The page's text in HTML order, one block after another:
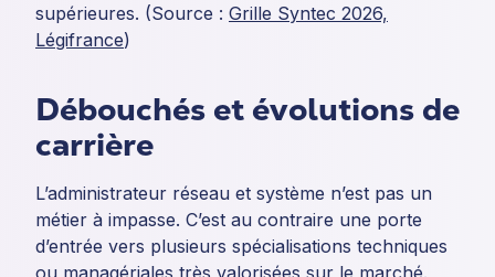
supérieures. (Source : Grille Syntec 2026,
Légifrance)
Débouchés et évolutions de
carrière
L’administrateur réseau et système n’est pas un
métier à impasse. C’est au contraire une porte
d’entrée vers plusieurs spécialisations techniques
ou managériales très valorisées sur le marché.